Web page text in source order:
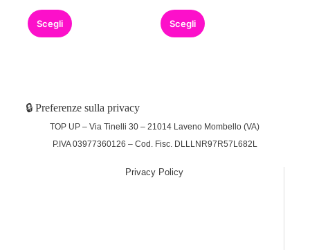
Scegli Scegli
🔒 Preferenze sulla privacy
TOP UP – Via Tinelli 30 – 21014 Laveno Mombello (VA)
P.IVA 03977360126 – Cod. Fisc. DLLLNR97R57L682L
Privacy Policy